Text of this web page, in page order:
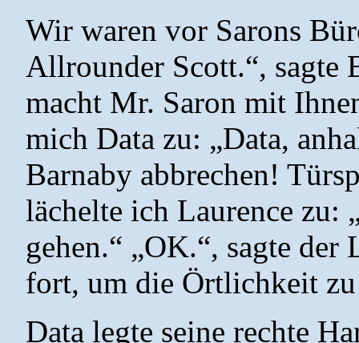
Wir waren vor Sarons
Allrounder Scott.“, sagte
macht Mr. Saron mit
mich Data zu: „Data,
Barnaby abbrechen!
lächelte ich Laurence zu:
gehen.“ „OK.“, sagte
fort, um die Örtlichkeit zu
Data legte seine rechte